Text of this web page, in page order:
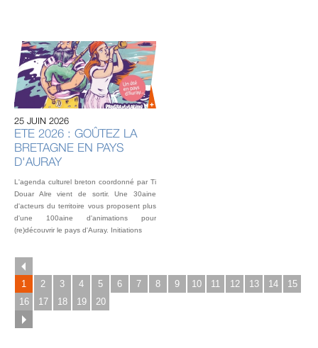
25 JUIN 2026
ETE 2026 : GOÛTEZ LA
BRETAGNE EN PAYS
D'AURAY
L'agenda culturel breton coordonné par Ti
Douar Alre vient de sortir. Une 30aine
d'acteurs du territoire vous proposent plus
d'une 100aine d'animations pour
(re)découvrir le pays d'Auray. Initiations
1 2 3 4 5 6 7 8 9 10 11 12 13 14
15
16
17 18 19 20